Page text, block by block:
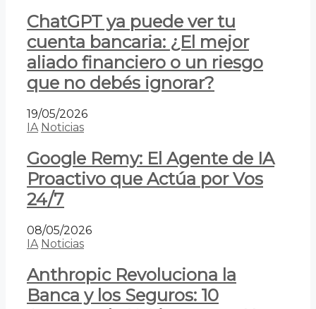
ChatGPT ya puede ver tu
cuenta bancaria: ¿El mejor
aliado financiero o un riesgo
que no debés ignorar?
19/05/2026
IA Noticias
Google Remy: El Agente de IA
Proactivo que Actúa por Vos
24/7
08/05/2026
IA Noticias
Anthropic Revoluciona la
Banca y los Seguros: 10